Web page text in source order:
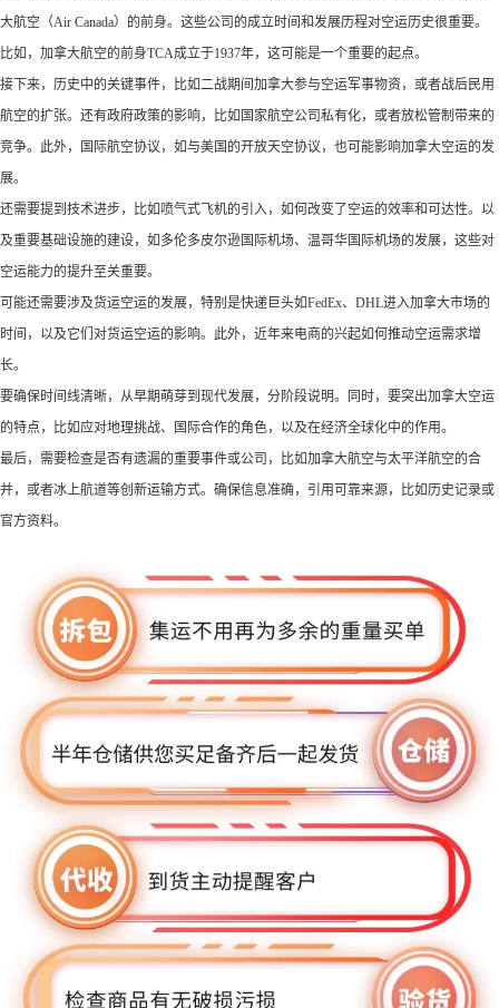
大航空（Air Canada）的前身。这些公司的成立时间和发展历程对空运历史很重要。
比如，加拿大航空的前身TCA成立于1937年，这可能是一个重要的起点。
接下来，历史中的关键事件，比如二战期间加拿大参与空运军事物资，或者战后民用
航空的扩张。还有政府政策的影响，比如国家航空公司私有化，或者放松管制带来的
竞争。此外，国际航空协议，如与美国的开放天空协议，也可能影响加拿大空运的发
展。
还需要提到技术进步，比如喷气式飞机的引入，如何改变了空运的效率和可达性。以
及重要基础设施的建设，如多伦多皮尔逊国际机场、温哥华国际机场的发展，这些对
空运能力的提升至关重要。
可能还需要涉及货运空运的发展，特别是快递巨头如FedEx、DHL进入加拿大市场的
时间，以及它们对货运空运的影响。此外，近年来电商的兴起如何推动空运需求增
长。
要确保时间线清晰，从早期萌芽到现代发展，分阶段说明。同时，要突出加拿大空运
的特点，比如应对地理挑战、国际合作的角色，以及在经济全球化中的作用。
最后，需要检查是否有遗漏的重要事件或公司，比如加拿大航空与太平洋航空的合
并，或者冰上航道等创新运输方式。确保信息准确，引用可靠来源，比如历史记录或
官方资料。